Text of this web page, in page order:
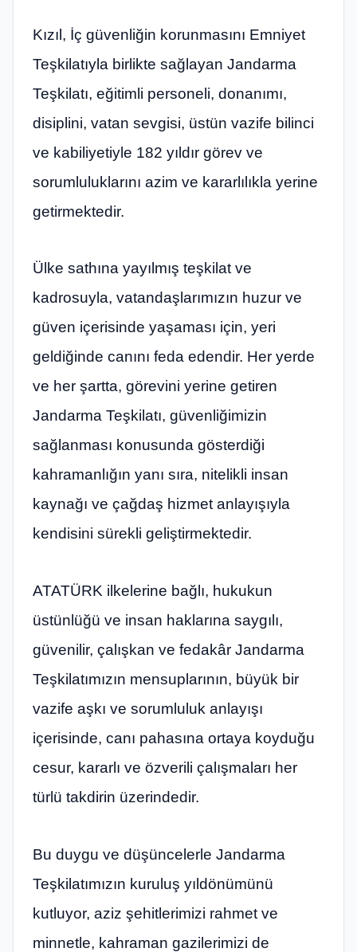
Kızıl, İç güvenliğin korunmasını Emniyet
Teşkilatıyla birlikte sağlayan Jandarma
Teşkilatı, eğitimli personeli, donanımı,
disiplini, vatan sevgisi, üstün vazife bilinci
ve kabiliyetiyle 182 yıldır görev ve
sorumluluklarını azim ve kararlılıkla yerine
getirmektedir.
Ülke sathına yayılmış teşkilat ve
kadrosuyla, vatandaşlarımızın huzur ve
güven içerisinde yaşaması için, yeri
geldiğinde canını feda edendir. Her yerde
ve her şartta, görevini yerine getiren
Jandarma Teşkilatı, güvenliğimizin
sağlanması konusunda gösterdiği
kahramanlığın yanı sıra, nitelikli insan
kaynağı ve çağdaş hizmet anlayışıyla
kendisini sürekli geliştirmektedir.
ATATÜRK ilkelerine bağlı, hukukun
üstünlüğü ve insan haklarına saygılı,
güvenilir, çalışkan ve fedakâr Jandarma
Teşkilatımızın mensuplarının, büyük bir
vazife aşkı ve sorumluluk anlayışı
içerisinde, canı pahasına ortaya koyduğu
cesur, kararlı ve özverili çalışmaları her
türlü takdirin üzerindedir.
Bu duygu ve düşüncelerle Jandarma
Teşkilatımızın kuruluş yıldönümünü
kutluyor, aziz şehitlerimizi rahmet ve
minnetle, kahraman gazilerimizi de